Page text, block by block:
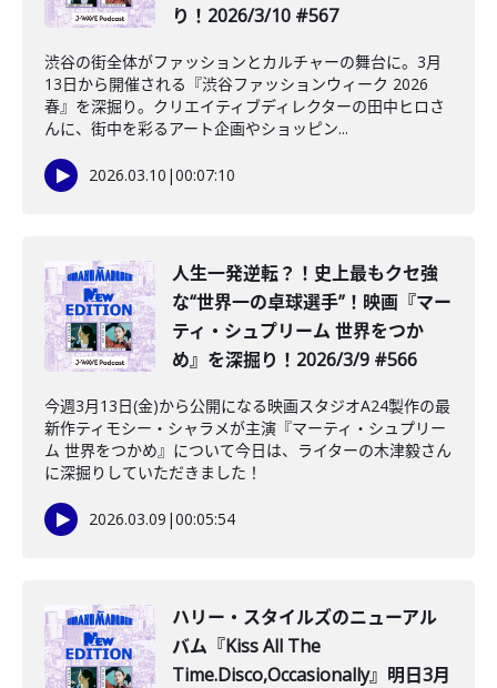
り！2026/3/10 #567
渋谷の街全体がファッションとカルチャーの舞台に。3月
13日から開催される『渋谷ファッションウィーク 2026
春』を深掘り。クリエイティブディレクターの田中ヒロさ
んに、街中を彩るアート企画やショッピン...
2026.03.10 |00:07:10
️人生一発逆転？！史上最もクセ強
な“世界一の卓球選手”！映画『マー
ティ・シュプリーム 世界をつか
め』を深掘り！2026/3/9 #566
今週3月13日(金)から公開になる映画スタジオA24製作の最
新作ティモシー・シャラメが主演『マーティ・シュプリー
ム 世界をつかめ』について今日は、ライターの木津毅さん
に深掘りしていただきました！
2026.03.09 |00:05:54
ハリー・スタイルズのニューアル
バム『Kiss All The
Time.Disco,Occasionally』明日3月